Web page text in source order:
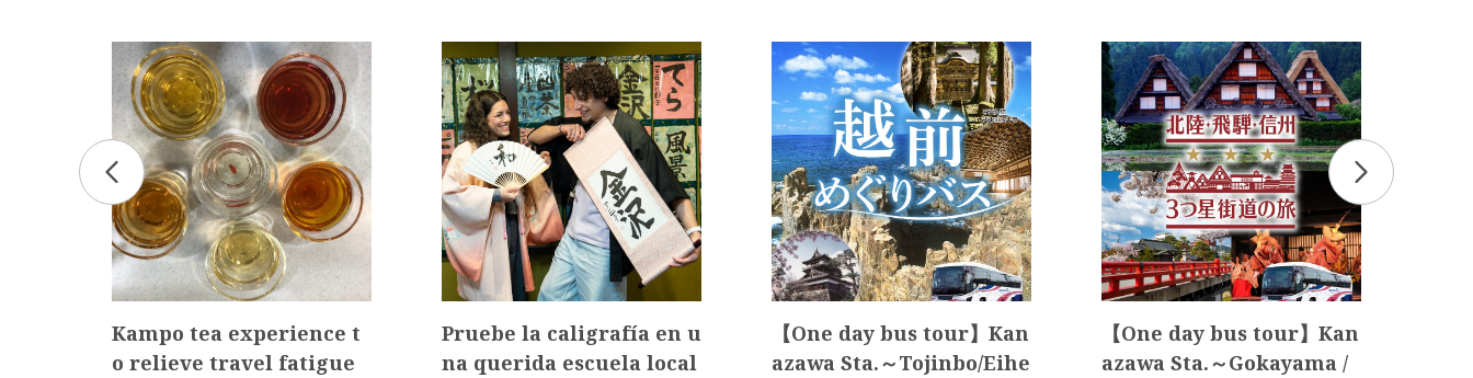
Kampo tea experience t
o relieve travel fatigue
Pruebe la caligrafía en u
na querida escuela local
【One day bus tour】Kan
azawa Sta.～Tojinbo/Eihe
【One day bus tour】Kan
azawa Sta.～Gokayama /